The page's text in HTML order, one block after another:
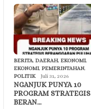
BERITA, DAERAH, EKONOMI,
EKONOMI, PEMERINTAHAN,
POLITIK
Juli 31, 2026
NGANJUK PUNYA 10
PROGRAM STRATEGIS
BERAN…